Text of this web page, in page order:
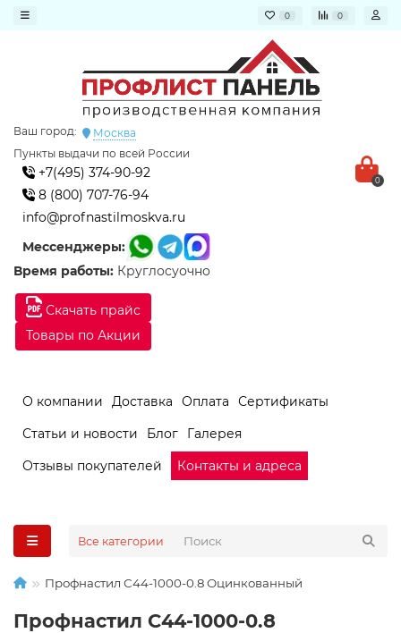
0 0
Скачать прайс
Товары по Акции
Ваш город:
Москва
Пункты выдачи по всей России
+7(495) 374-90-92
8 (800) 707-76-94
info@profnastilmoskva.ru
Мессенджеры:
Время работы: Круглосуочно
0
О компании Доставка Оплата
Сертификаты
Статьи и новости
Блог
Галерея
Отзывы покупателей
Контакты и адреса
Все категории
Профнастил С44-1000-0.8 Оцинкованный
Профнастил С44-1000-0.8